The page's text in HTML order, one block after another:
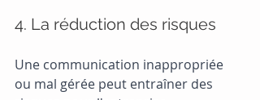
4. La réduction des risques
Une communication inappropriée
ou mal gérée peut entraîner des